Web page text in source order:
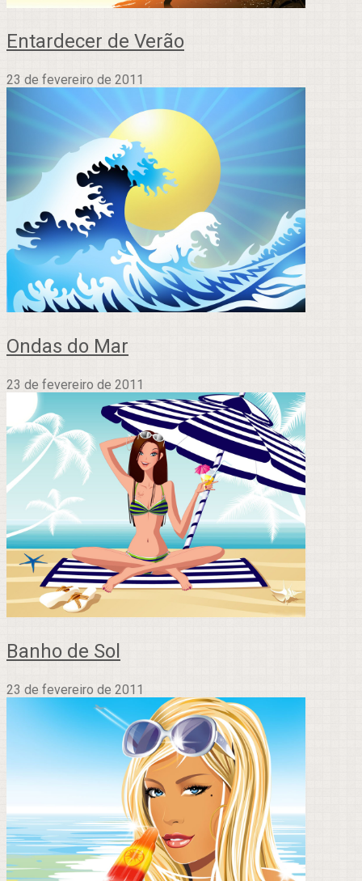
Entardecer de Verão
23 de fevereiro de 2011
Ondas do Mar
23 de fevereiro de 2011
Banho de Sol
23 de fevereiro de 2011